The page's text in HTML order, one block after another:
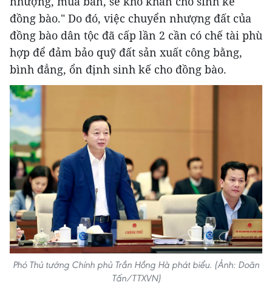
đồng bào." Do đó, việc chuyển nhượng đất của
đồng bào dân tộc đã cấp lần 2 cần có chế tài phù
hợp để đảm bảo quỹ đất sản xuất công bằng,
bình đẳng, ổn định sinh kế cho đồng bào.
Phó Thủ tướng Chính phủ Trần Hồng Hà phát biểu. (Ảnh: Doãn
Tấn/TTXVN)